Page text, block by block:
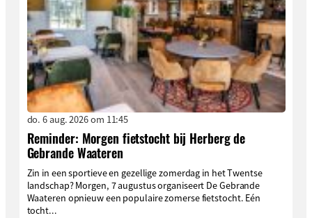
do. 6 aug. 2026 om 11:45
Reminder: Morgen fietstocht bij Herberg de
Gebrande Waateren
Zin in een sportieve en gezellige zomerdag in het Twentse
landschap? Morgen, 7 augustus organiseert De Gebrande
Waateren opnieuw een populaire zomerse fietstocht. Eén
tocht...